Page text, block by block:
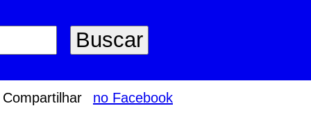
Compartilhar no Facebook